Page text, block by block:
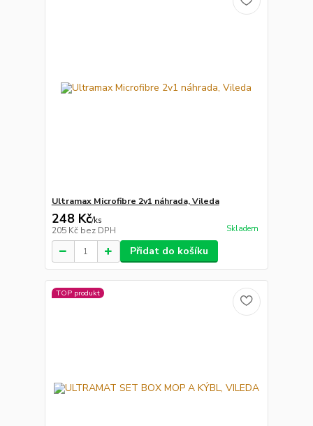
Ultramax Microfibre 2v1 náhrada, Vileda
248 Kč/ks
205 Kč bez DPH Skladem
Přidat do košíku
TOP produkt